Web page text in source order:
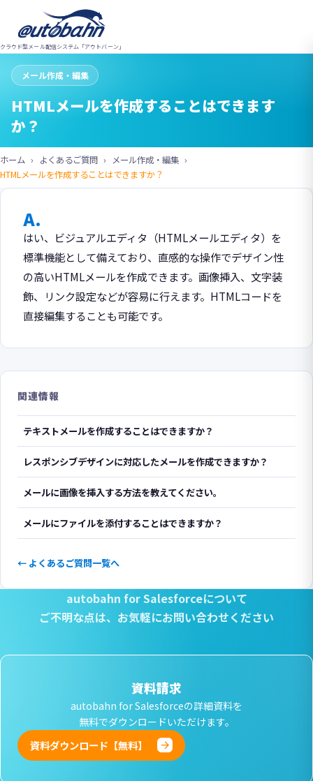
クラウド型メール配信システム「アウトバーン」
メール作成・編集
HTMLメールを作成することはできます
か？
ホーム よくあるご質問
メール作成・編集
HTMLメールを作成することはできますか？
A.
はい、ビジュアルエディタ（HTMLメールエディタ）を
標準機能として備えており、直感的な操作でデザイン性
の高いHTMLメールを作成できます。画像挿入、文字装
飾、リンク設定などが容易に行えます。HTMLコードを
直接編集することも可能です。
関連情報
テキストメールを作成することはできますか？
レスポンシブデザインに対応したメールを作成できますか？
メールに画像を挿入する方法を教えてください。
メールにファイルを添付することはできますか？
← よくあるご質問一覧へ
autobahn for Salesforceについて
ご不明な点は、 お気軽にお問い合わせください
資料請求
autobahn for Salesforceの詳細資料を
無料でダウンロードいただけます。
資料ダウンロード【無料】